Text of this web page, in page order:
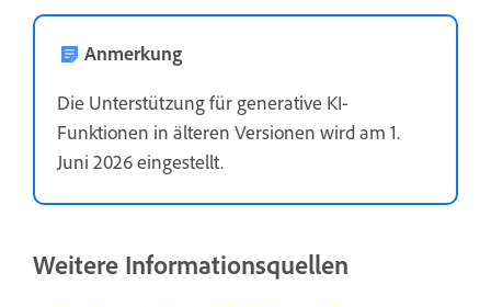
Anmerkung
Die Unterstützung für generative KI-
Funktionen in älteren Versionen wird am 1.
Juni 2026 eingestellt.
Weitere Informationsquellen